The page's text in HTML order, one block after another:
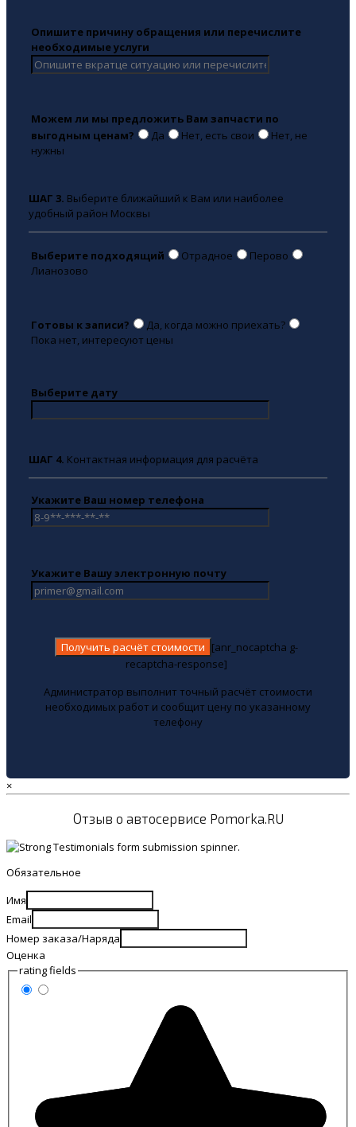
Опишите причину обращения или перечислите
необходимые услуги
Можем ли мы предложить Вам запчасти по
выгодным ценам?
Да Нет, есть свои
Нет, не
нужны
ШАГ 3. Выберите ближайший к Вам или наиболее
удобный район Москвы
Выберите подходящий Отрадное
Перово
Лианозово
Готовы к записи?
Да, когда можно приехать?
Пока нет, интересуют цены
Выберите дату
ШАГ 4. Контактная информация для расчёта
Укажите Ваш номер телефона
Укажите Вашу электронную почту
[anr_nocaptcha g-
recaptcha-response]
Администратор выполнит точный расчёт стоимости
необходимых работ и сообщит цену по указанному
телефону
×
Отзыв о автосервисе Pomorka.RU
Обязательное
Имя
Email
Номер заказа/Наряда
Оценка
rating fields